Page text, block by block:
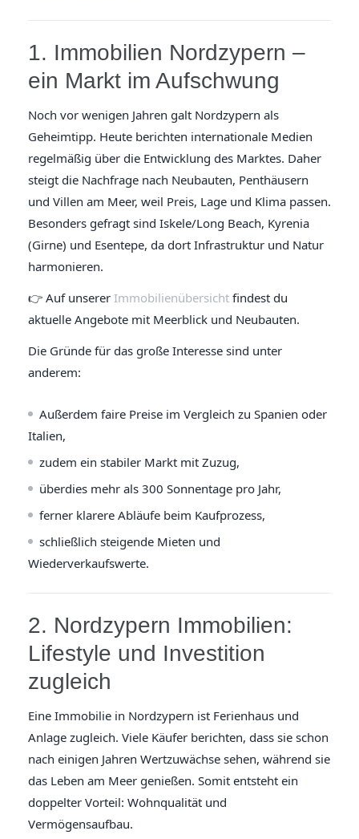
1. Immobilien Nordzypern –
ein Markt im Aufschwung
Noch vor wenigen Jahren galt Nordzypern als
Geheimtipp. Heute berichten internationale Medien
regelmäßig über die Entwicklung des Marktes. Daher
steigt die Nachfrage nach Neubauten, Penthäusern
und Villen am Meer, weil Preis, Lage und Klima passen.
Besonders gefragt sind Iskele/Long Beach, Kyrenia
(Girne) und Esentepe, da dort Infrastruktur und Natur
harmonieren.
👉 Auf unserer Immobilienübersicht findest du
aktuelle Angebote mit Meerblick und Neubauten.
Die Gründe für das große Interesse sind unter
anderem:
Außerdem faire Preise im Vergleich zu Spanien oder
Italien,
zudem ein stabiler Markt mit Zuzug,
überdies mehr als 300 Sonnentage pro Jahr,
ferner klarere Abläufe beim Kaufprozess,
schließlich steigende Mieten und
Wiederverkaufswerte.
2. Nordzypern Immobilien:
Lifestyle und Investition
zugleich
Eine Immobilie in Nordzypern ist Ferienhaus und
Anlage zugleich. Viele Käufer berichten, dass sie schon
nach einigen Jahren Wertzuwächse sehen, während sie
das Leben am Meer genießen. Somit entsteht ein
doppelter Vorteil: Wohnqualität und
Vermögensaufbau.